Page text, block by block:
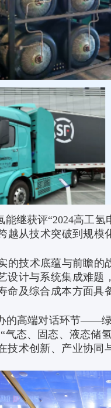
获评“2024高工氢
越从技术突破到规
技术底蕴与前瞻的
设计与系统集成难
命及综合成本方面
高端对话环节——绿
气态、固态、液态储
技术创新、产业协